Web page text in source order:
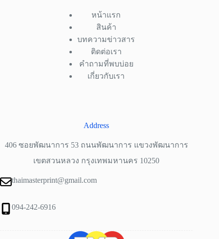
หน้าแรก
สินค้า
บทความข่าวสาร
ติดต่อเรา
คำถามที่พบบ่อย
เกี่ยวกับเรา
Address
406 ซอยพัฒนาการ 53 ถนนพัฒนาการ แขวงพัฒนาการ
เขตสวนหลวง กรุงเทพมหานคร 10250
thaimasterprint@gmail.com
094-242-6916